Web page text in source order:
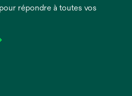
répondre à toutes vos